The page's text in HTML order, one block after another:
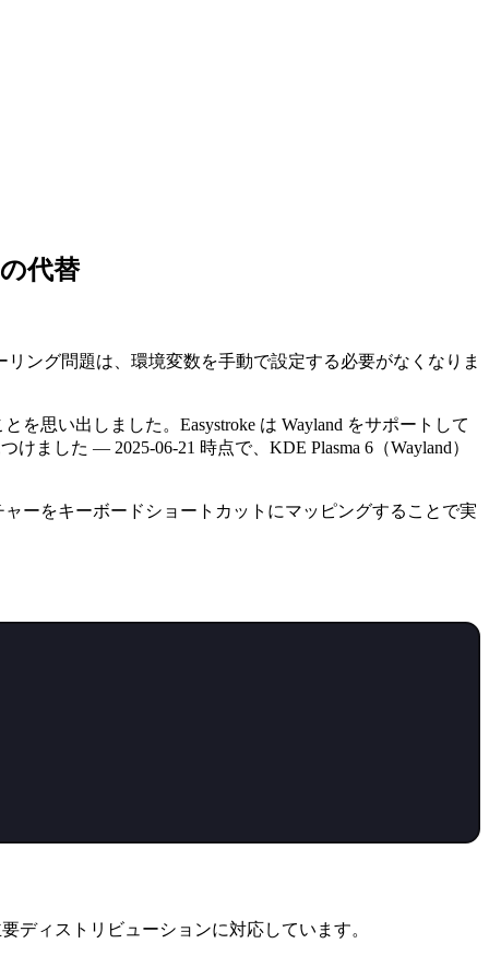
代替
リング問題は、環境変数を手動で設定する必要がなくなりま
思い出しました。Easystroke は Wayland をサポートして
けました — 2025-06-21 時点で、KDE Plasma 6（Wayland）
ーをキーボードショートカットにマッピングすることで実
ディストリビューションに対応しています。